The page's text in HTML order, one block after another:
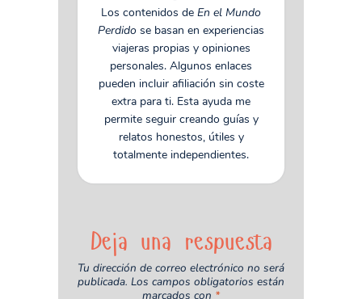
Los contenidos de En el Mundo
Perdido se basan en experiencias
viajeras propias y opiniones
personales. Algunos enlaces
pueden incluir afiliación sin coste
extra para ti. Esta ayuda me
permite seguir creando guías y
relatos honestos, útiles y
totalmente independientes.
Deja una respuesta
Tu dirección de correo electrónico no será
publicada. Los campos obligatorios están
marcados con *